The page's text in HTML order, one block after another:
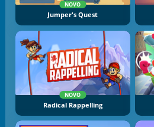
NOVO
Jumper's Quest
NOVO
Radical Rappelling